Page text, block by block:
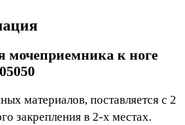
мочеприемника к ноге
материалов, поставляется с 2
закрепления в 2-х местах.